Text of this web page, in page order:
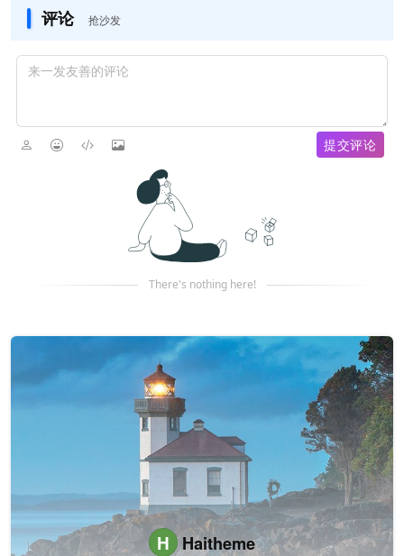
评论 抢沙发
提交评论
There's nothing here!
H Haitheme